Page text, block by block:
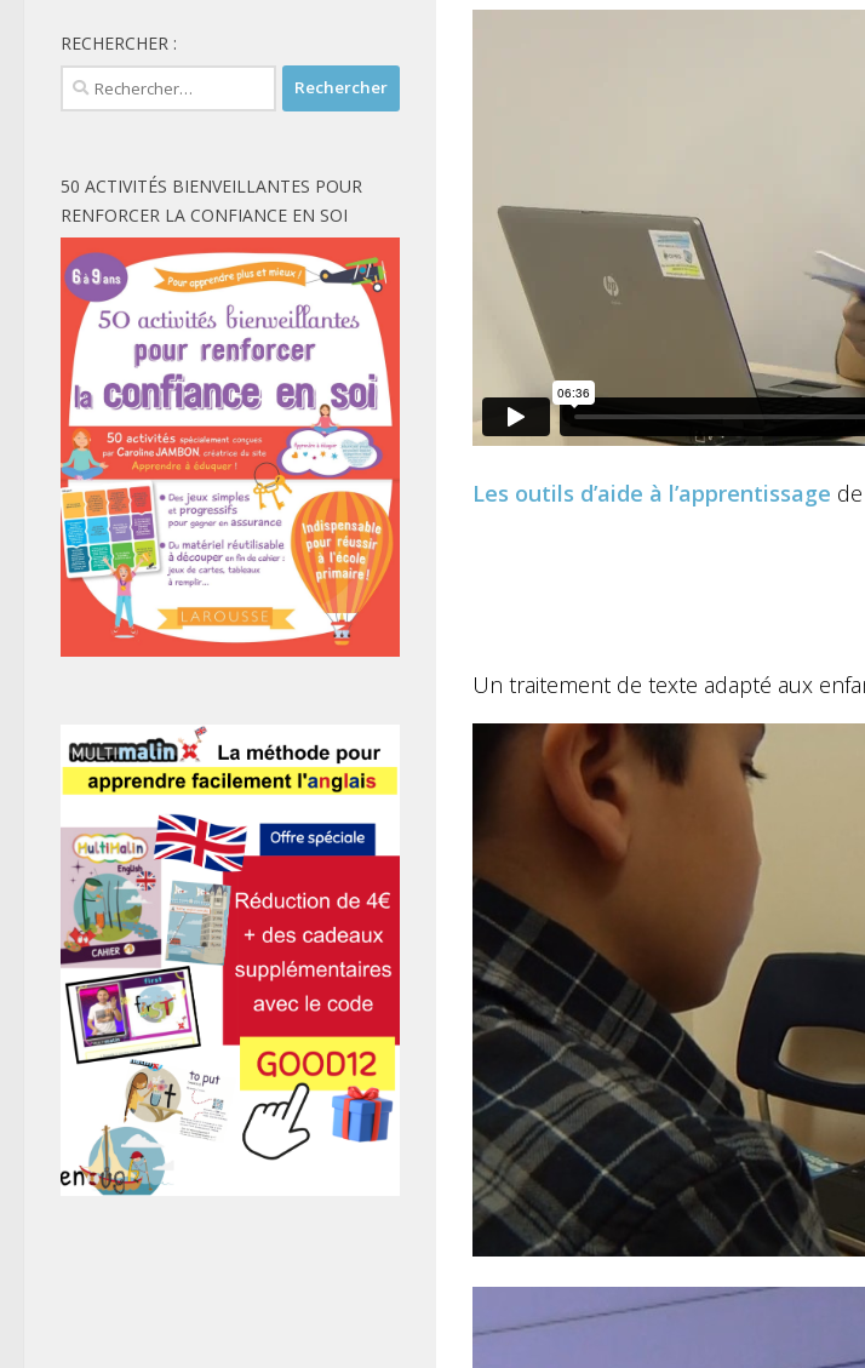
Les outils d’aide à l’apprentissage
Un traitement de texte adapté aux
RECHERCHER :
Rechercher :
50 ACTIVITÉS BIENVEILLANTES POUR
RENFORCER LA CONFIANCE EN SOI